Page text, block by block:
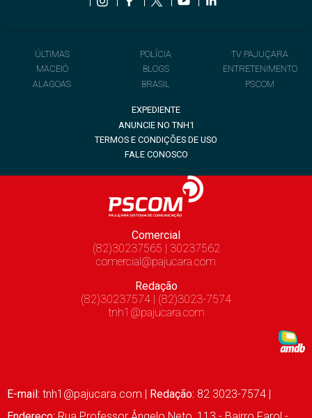
ÚLTIMAS
MACEIÓ
ALAGOAS
POLÍCIA
BLOGS
BRASIL
TV PAJUÇARA
ENTRETENIMENTO
PSCOM
EXPEDIENTE
ANUNCIE NO TNH1
TERMOS E CONDIÇÕES DE USO
FALE CONOSCO
Comercial
(82)30237565 | 30237562
comercial@pajucara.com
Redação
(82)30237574 | (82)3023-7574
tnh1@pajucara.com
E-mail: tnh1@pajucara.com Redação: 82 3023-7574 |